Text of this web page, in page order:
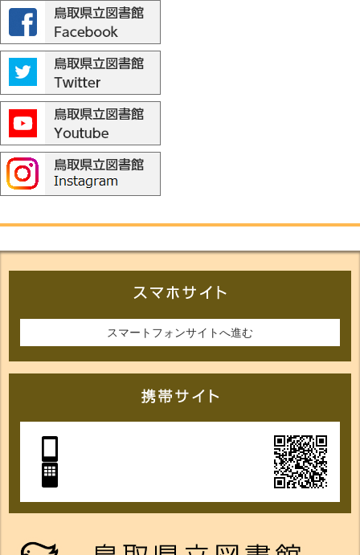
スマートフォンサイトへ進む